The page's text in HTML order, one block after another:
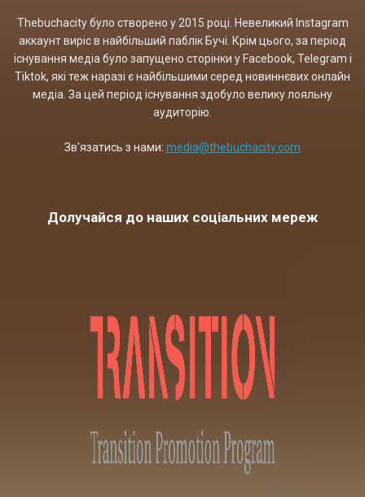
Thebuchacity було створено у 2015 році. Невеликий Instagram
аккаунт виріс в найбільший паблік Бучі. Крім цього, за період
існування медіа було запущено сторінки у Facebook, Telegram і
Tiktok, які теж наразі є найбільшими серед новиннєвих онлайн
медіа. За цей період існування здобуло велику лояльну
аудиторію.
Зв'язатись з нами: media@thebuchacity.com
Долучайся до наших соціальних мереж